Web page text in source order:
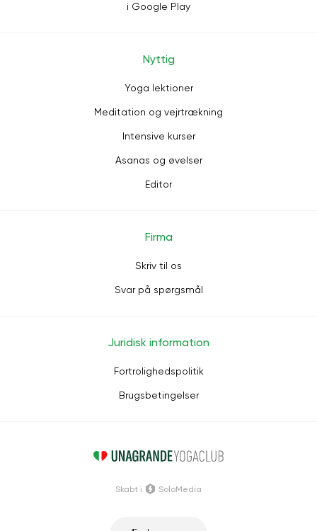
i Google Play
Nyttig
Yoga lektioner
Meditation og vejrtrækning
Intensive kurser
Asanas og øvelser
Editor
Firma
Skriv til os
Svar på spørgsmål
Juridisk information
Fortrolighedspolitik
Brugsbetingelser
Skabt i SoloMedia